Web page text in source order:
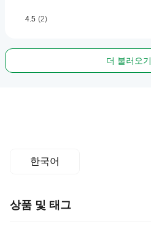
4.5 (2)
더 불러오기
한국어
상품 및 태그